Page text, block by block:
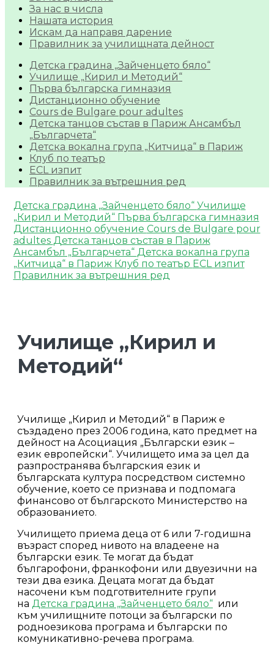
За нас в числа
Нашата история
Искам да направя дарение
Правилник за училищната дейност
Детска градина „Зайченцето бяло“
Училище „Кирил и Методий“
Първа българска гимназия
Дистанционно обучение
Cours de Bulgare pour adultes
Детска танцов състав в Париж Ансамбъл
„Българчета“
Детска вокална група „Китчица“ в Париж
Клуб по театър
ECL изпит
Правилник за вътрешния ред
Детска градина „Зайченцето бяло“ Училище
„Кирил и Методий“ Първа българска гимназия
Дистанционно обучение Cours de Bulgare pour
adultes Детска танцов състав в Париж
Ансамбъл „Българчета“ Детска вокална група
„Китчица“ в Париж Клуб по театър ECL изпит
Правилник за вътрешния ред
Училище „Кирил и
Методий“
Училище „Кирил и Методий“ в Париж е
създадено през 2006 година, като предмет на
дейност на Асоциация „Български език –
език европейски“. Училището има за цел да
разпространява българския език и
българската култура посредством системно
обучение, което се признава и подпомага
финансово от българското Министерство на
образованието.
Училището приема деца от 6 или 7-годишна
възраст според нивото на владеене на
български език. Те могат да бъдат
българофони, франкофони или двуезични на
тези два езика. Децата могат да бъдат
насочени към подготвителните групи
на Детска градина „Зайченцето бяло“ или
към училищните потоци за български по
родноезикова програма и български по
комуникативно-речева програма.